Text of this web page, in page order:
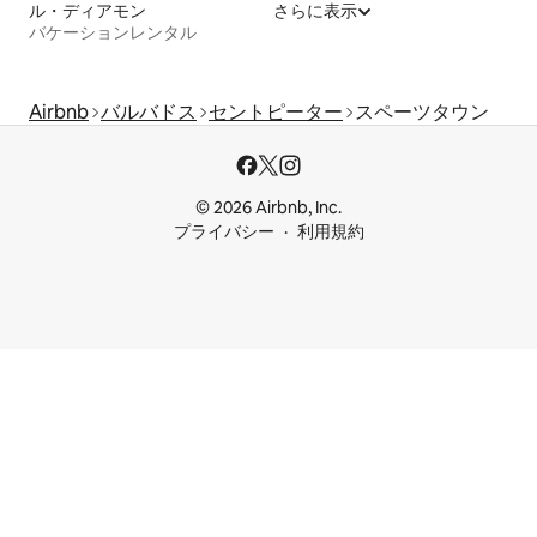
ル・ディアモン
バケーションレンタル
さらに表示
Airbnb バルバドス セントピーター スペーツタウン
© 2026 Airbnb, Inc.
プライバシー
利用規約